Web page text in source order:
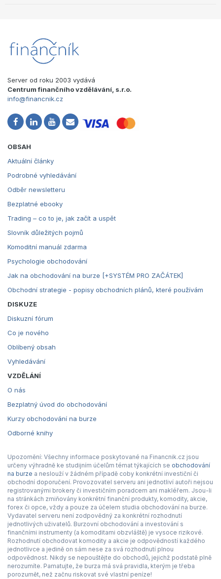
Server od roku 2003 vydává
Centrum finančního vzdělávání, s.r.o.
info@financnik.cz
OBSAH
Aktuální články
Podrobné vyhledávání
Odběr newsletteru
Bezplatné ebooky
Trading – co to je, jak začít a uspět
Slovník důležitých pojmů
Komoditní manuál zdarma
Psychologie obchodování
Jak na obchodování na burze [+SYSTÉM PRO ZAČÁTEK]
Obchodní strategie - popisy obchodních plánů, které používám
DISKUZE
Diskuzní fórum
Co je nového
Oblíbený obsah
Vyhledávání
VZDĚLÁNÍ
O nás
Bezplatný úvod do obchodování
Kurzy obchodování na burze
Odborné knihy
Upozornění: Všechny informace poskytované na Financnik.cz jsou
určeny výhradně ke studijním účelům témat týkajících se obchodování
na burze a neslouží v žádném případě coby konkrétní investiční či
obchodní doporučení. Provozovatel serveru ani jednotliví autoři nejsou
registrovanými brokery či investičním poradcem ani makléřem. Jsou-li
na stránkách zmiňovány konkrétní finanční produkty, komodity, akcie,
forex či opce, vždy a pouze za účelem studia obchodování na burze.
Vydavatel serveru není zodpovědný za konkrétní rozhodnutí
jednotlivých uživatelů. Burzovní obchodování a investování s
finančními instrumenty (a komoditami obzvláště) je vysoce rizikové.
Rozhodnutí obchodovat komodity a akcie je odpovědností každého
jednotlivce a jedině on sám nese za svá rozhodnutí plnou
odpovědnost. Nikdy se nepouštějte do obchodů, jejichž podstatě plně
nerozumíte. Pamatujte, že burza má svá pravidla, kterým je třeba
porozumět, než začnu riskovat své vlastní peníze!